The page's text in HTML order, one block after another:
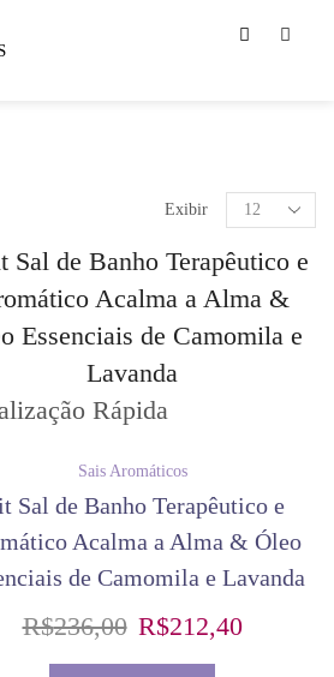
Login
Exibir
Rápida
Sais Aromáticos
Sal de Banho Terapêutico e
Acalma a Alma & Óleo
de Camomila e Lavanda
R$236,00 R$212,40